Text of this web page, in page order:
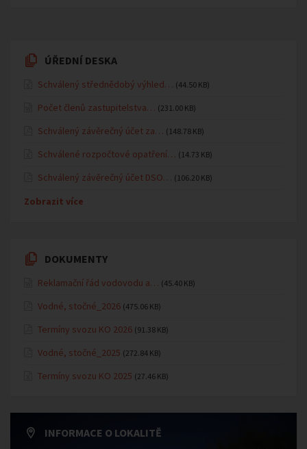
ÚŘEDNÍ DESKA
Schválený střednědobý výhled… (44.50 KB)
Počet členů zastupitelstva… (231.00 KB)
Schválený závěrečný účet za… (148.78 KB)
Schválené rozpočtové opatření… (14.73 KB)
Schválený závěrečný účet DSO… (106.20 KB)
Zobrazit více
DOKUMENTY
Reklamační řád vodovodu a… (45.40 KB)
Vodné, stočné_2026 (475.06 KB)
Termíny svozu KO 2026 (91.38 KB)
Vodné, stočné_2025 (272.84 KB)
Termíny svozu KO 2025 (27.46 KB)
INFORMACE O LOKALITĚ